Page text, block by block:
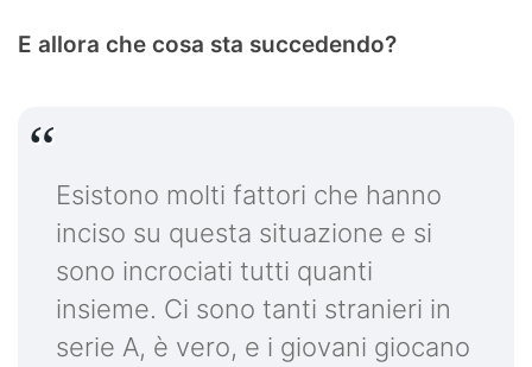
E allora che cosa sta succedendo?
Esistono molti fattori che hanno
inciso su questa situazione e si
sono incrociati tutti quanti
insieme. Ci sono tanti stranieri in
serie A, è vero, e i giovani giocano